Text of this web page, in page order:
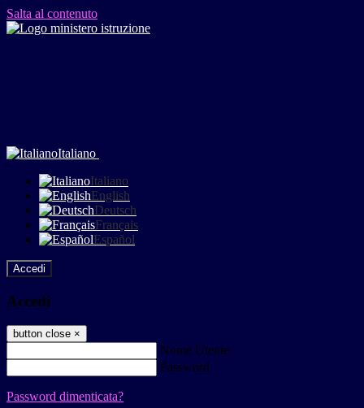
Salta al contenuto
Italiano
Italiano
English
Deutsch
Français
Español
Accedi
Accedi
button close ×
Nome Utente
Password
Password dimenticata?